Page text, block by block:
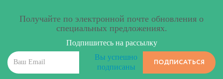
Получайте по электронной почте обновления о
специальных предложениях.
Подпишитесь на рассылку
Вы успешно
подписаны
ПОДПИСАТЬСЯ